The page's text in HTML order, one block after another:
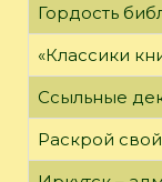
Гордость
«Классики
Ссыльные
Раскрой